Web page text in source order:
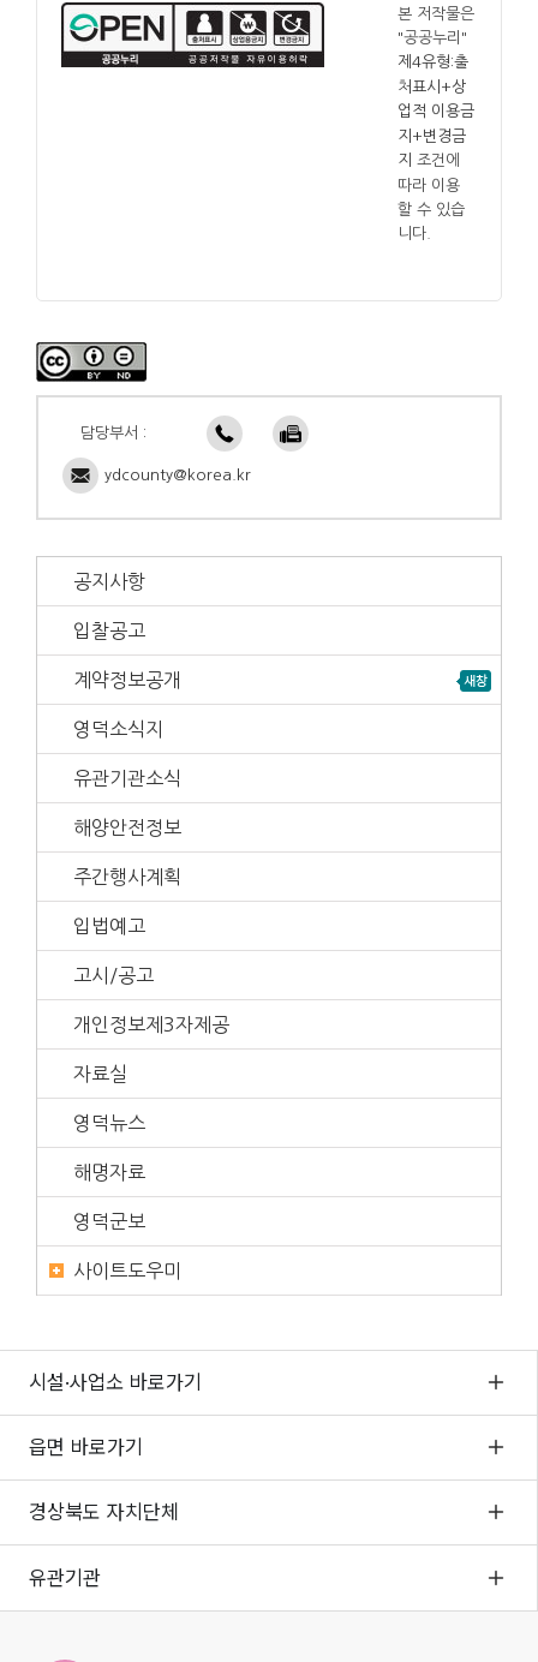
본 저작물은
"공공누리"
제4유형:출
처표시+상
업적 이용금
지+변경금
지 조건에
따라 이용
할 수 있습
니다.
담당부서 :
ydcounty@korea.kr
공지사항
입찰공고
계약정보공개
영덕소식지
유관기관소식
해양안전정보
주간행사계획
입법예고
고시/공고
개인정보제3자제공
자료실
영덕뉴스
해명자료
영덕군보
사이트도우미
시설·사업소 바로가기
읍면 바로가기
경상북도 자치단체
유관기관